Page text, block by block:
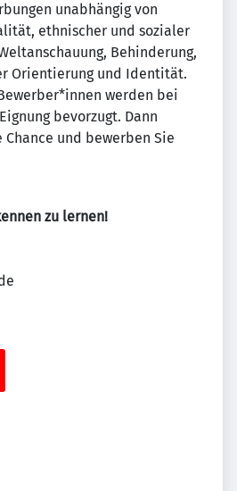
unabhängig von
ethnischer und sozialer
Behinderung,
Orientierung und Identität.
werden bei
bevorzugt. Dann
und bewerben Sie
zu lernen!